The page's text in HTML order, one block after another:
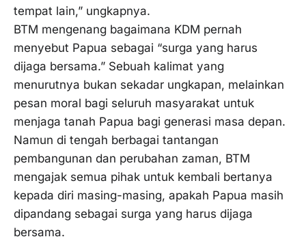
tempat lain,” ungkapnya.
BTM mengenang bagaimana KDM pernah
menyebut Papua sebagai “surga yang harus
dijaga bersama.” Sebuah kalimat yang
menurutnya bukan sekadar ungkapan, melainkan
pesan moral bagi seluruh masyarakat untuk
menjaga tanah Papua bagi generasi masa depan.
Namun di tengah berbagai tantangan
pembangunan dan perubahan zaman, BTM
mengajak semua pihak untuk kembali bertanya
kepada diri masing-masing, apakah Papua masih
dipandang sebagai surga yang harus dijaga
bersama.